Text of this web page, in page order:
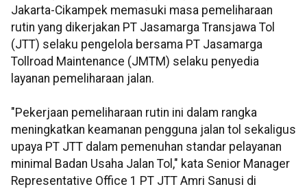
Jakarta-Cikampek memasuki masa pemeliharaan
rutin yang dikerjakan PT Jasamarga Transjawa Tol
(JTT) selaku pengelola bersama PT Jasamarga
Tollroad Maintenance (JMTM) selaku penyedia
layanan pemeliharaan jalan.
"Pekerjaan pemeliharaan rutin ini dalam rangka
meningkatkan keamanan pengguna jalan tol sekaligus
upaya PT JTT dalam pemenuhan standar pelayanan
minimal Badan Usaha Jalan Tol," kata Senior Manager
Representative Office 1 PT JTT Amri Sanusi di